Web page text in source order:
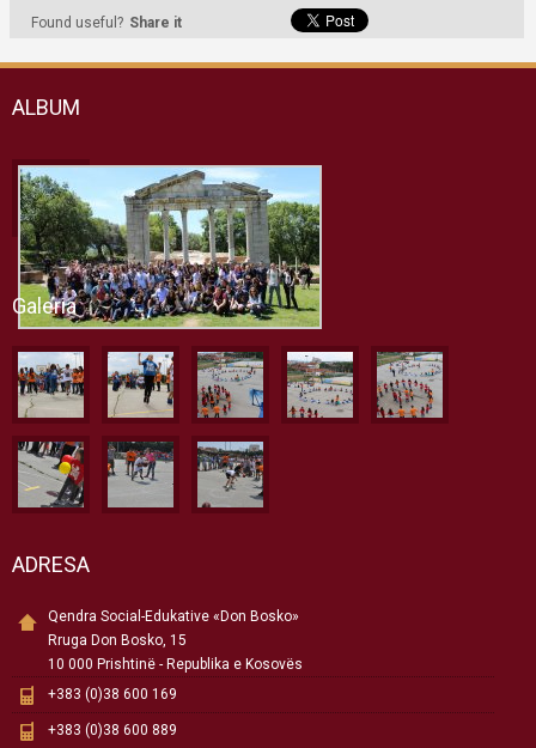
Found useful? Share it
ALBUM
Galeria
ADRESA
Qendra Social-Edukative «Don Bosko»
Rruga Don Bosko, 15
10 000 Prishtinë - Republika e Kosovës
+383 (0)38 600 169
+383 (0)38 600 889